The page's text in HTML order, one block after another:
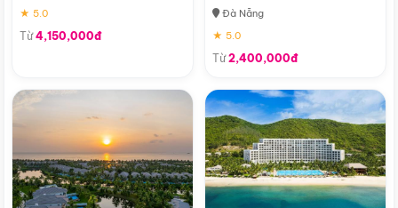
★ 5.0
Từ4,150,000đ
Đà Nẵng
★ 5.0
Từ2,400,000đ